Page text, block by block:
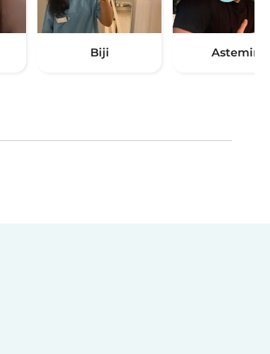
Biji Astemir